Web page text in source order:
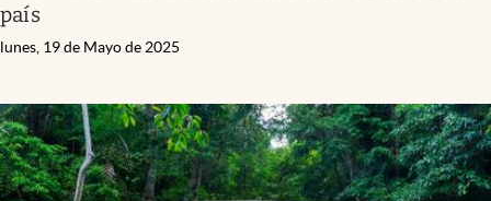
país
lunes, 19 de Mayo de 2025